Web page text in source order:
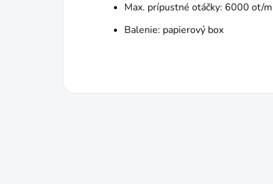
Max. prípustné otáčky: 6000 ot/
Balenie: papierový box